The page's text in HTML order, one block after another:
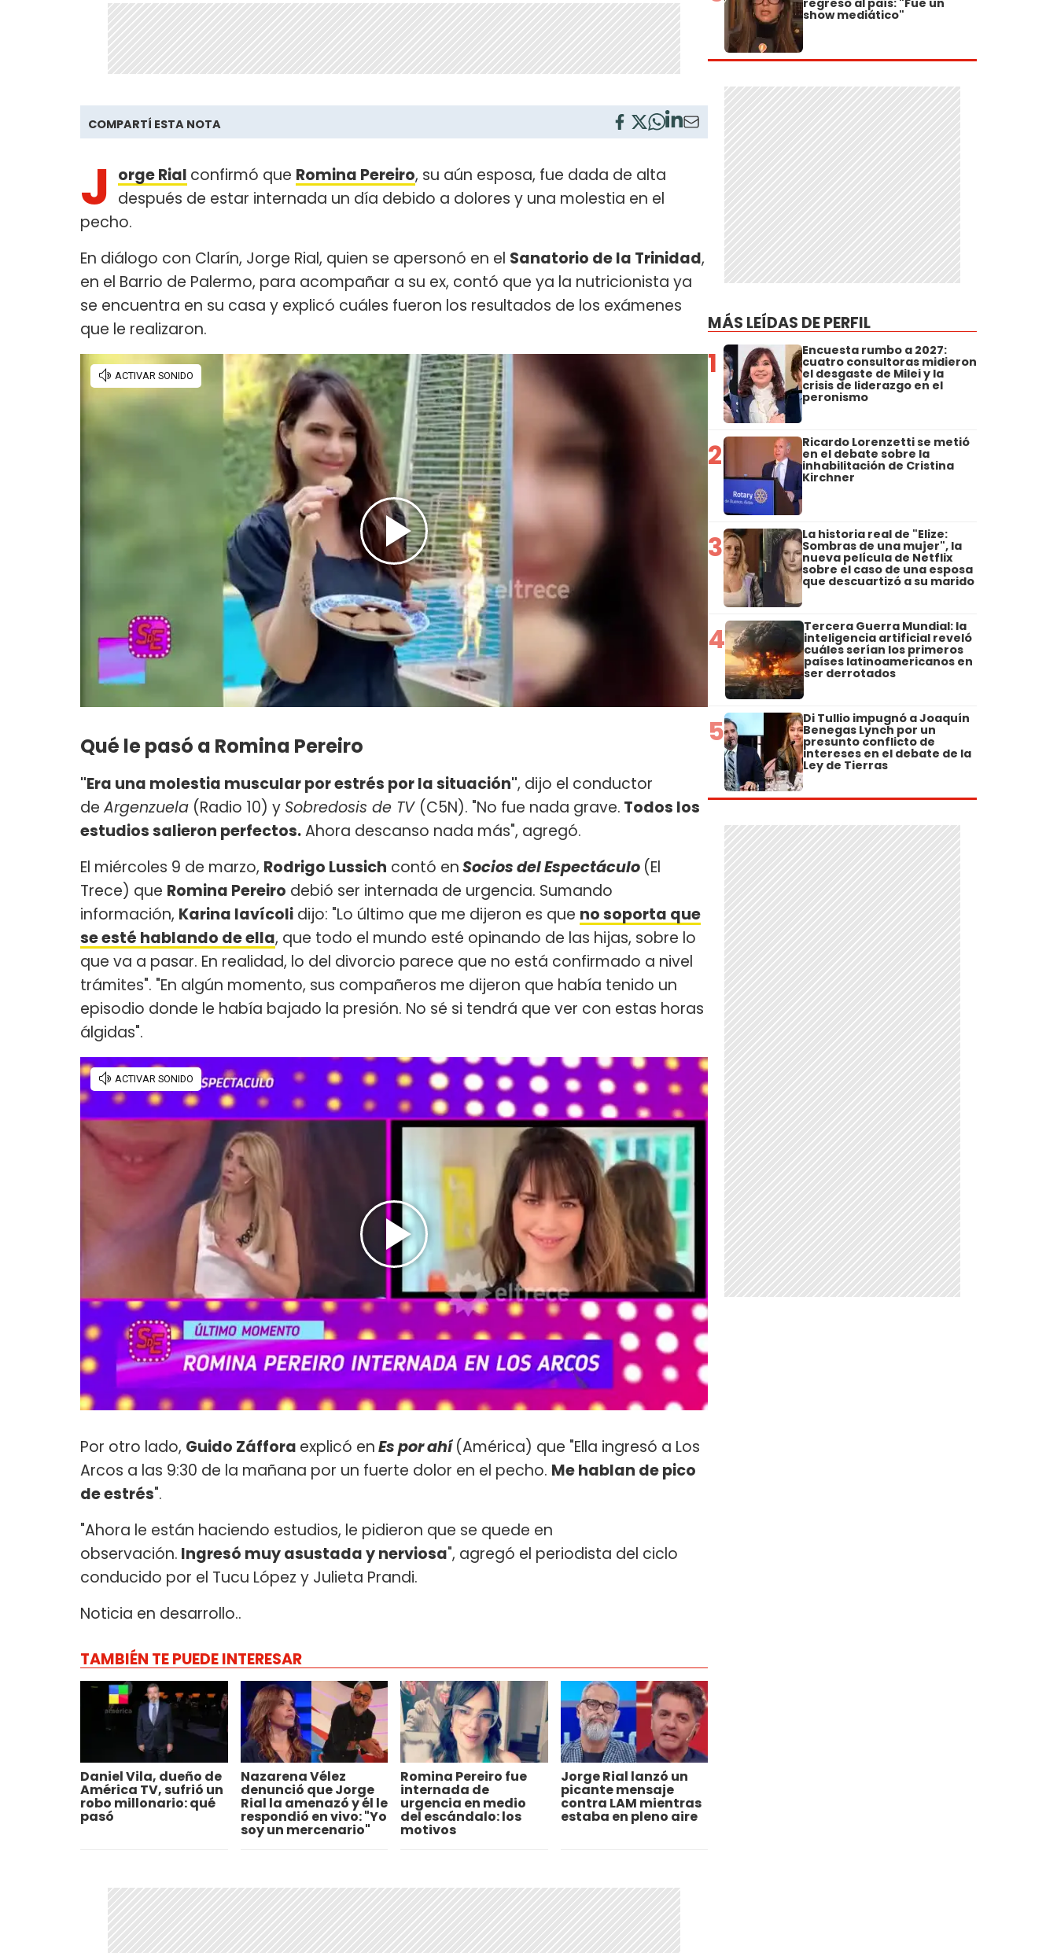
COMPARTÍ ESTA NOTA
J orge Rial confirmó que Romina Pereiro, su aún esposa, fue dada de alta
después de estar internada un día debido a dolores y una molestia en el
pecho.
En diálogo con Clarín, Jorge Rial, quien se apersonó en el Sanatorio de la Trinidad,
en el Barrio de Palermo, para acompañar a su ex, contó que ya la nutricionista ya
se encuentra en su casa y explicó cuáles fueron los resultados de los exámenes
que le realizaron.
Qué le pasó a Romina Pereiro
"Era una molestia muscular por estrés por la situación", dijo el conductor
deArgenzuela (Radio 10) y Sobredosis de TV (C5N). "No fue nada grave. Todos los
estudios salieron perfectos.Ahora descanso nada más", agregó.
El miércoles 9 de marzo, Rodrigo Lussich contó enSocios del Espectáculo (El
Trece) que Romina Pereiro debió ser internada de urgencia. Sumando
información, Karina Iavícoli dijo: "Lo último que me dijeron es que no soporta que
se esté hablando de ella, que todo el mundo esté opinando de las hijas, sobre lo
que va a pasar. En realidad, lo del divorcio parece que no está confirmado a nivel
trámites". "En algún momento, sus compañeros me dijeron que había tenido un
episodio donde le había bajado la presión. No sé si tendrá que ver con estas horas
álgidas".
Por otro lado, Guido Záffora explicó enEs por ahí (América) que "Ella ingresó a Los
Arcos a las 9:30 de la mañana por un fuerte dolor en el pecho. Me hablan de pico
de estrés".
"Ahora le están haciendo estudios, le pidieron que se quede en
observación. Ingresó muy asustada y nerviosa", agregó el periodista del ciclo
conducido por el Tucu López y Julieta Prandi.
Noticia en desarrollo..
TAMBIÉN TE PUEDE INTERESAR
Daniel Vila, dueño de
América TV, sufrió un
robo millonario: qué
pasó
Nazarena Vélez
denunció que Jorge
Rial la amenazó y él le
respondió en vivo: "Yo
soy un mercenario"
Romina Pereiro fue
internada de
urgencia en medio
del escándalo: los
motivos
Jorge Rial lanzó un
picante mensaje
contra LAM mientras
estaba en pleno aire
regreso al país: "Fue un
show mediático"
MÁS LEÍDAS DE PERFIL
1 Encuesta rumbo a 2027:
cuatro consultoras midieron
el desgaste de Milei y la
crisis de liderazgo en el
peronismo
2 Ricardo Lorenzetti se metió
en el debate sobre la
inhabilitación de Cristina
Kirchner
3 La historia real de "Elize:
Sombras de una mujer", la
nueva película de Netflix
sobre el caso de una esposa
que descuartizó a su marido
4 Tercera Guerra Mundial: la
inteligencia artificial reveló
cuáles serían los primeros
países latinoamericanos en
ser derrotados
5 Di Tullio impugnó a Joaquín
Benegas Lynch por un
presunto conflicto de
intereses en el debate de la
Ley de Tierras